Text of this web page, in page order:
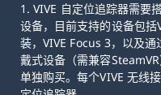
1. VIVE 自定位追踪器需要
设备，目前支持的设备包括
装，VIVE Focus 3，以及
戴式设备（需兼容
单独购买。每个VIVE 无线